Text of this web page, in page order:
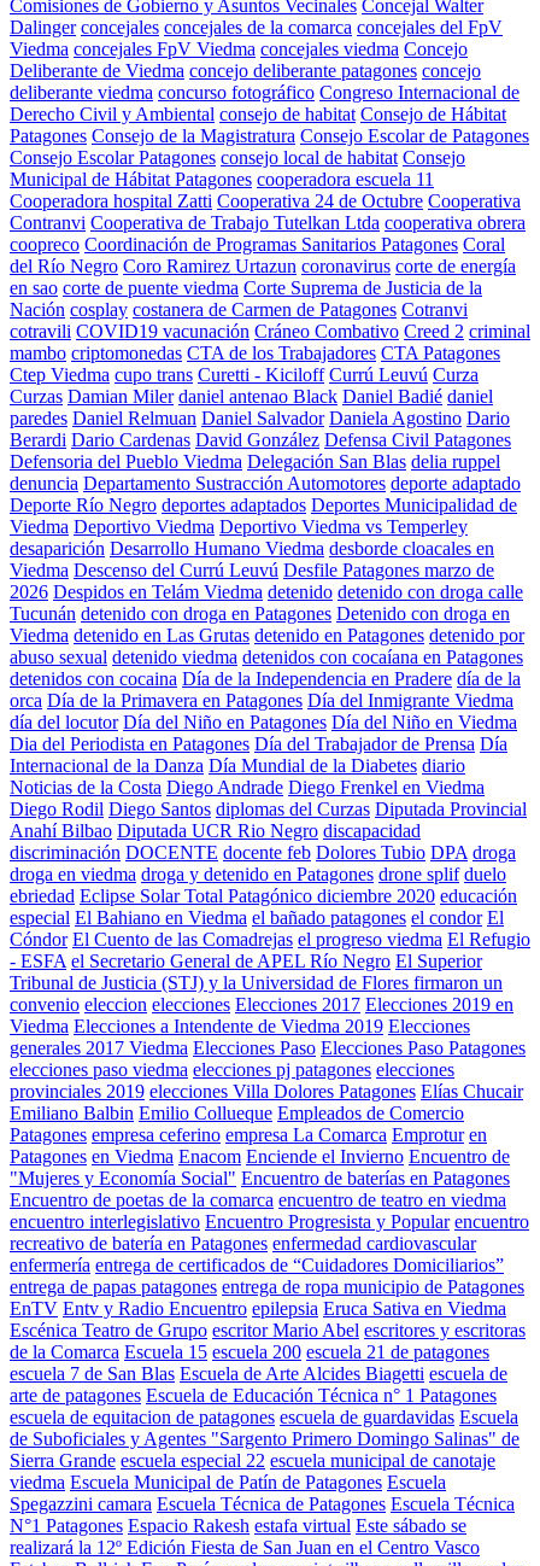
Comisiones de Gobierno y Asuntos Vecinales Concejal Walter
Dalinger concejales concejales de la comarca concejales del FpV
Viedma concejales FpV Viedma concejales viedma Concejo
Deliberante de Viedma concejo deliberante patagones concejo
deliberante viedma concurso fotográfico Congreso Internacional de
Derecho Civil y Ambiental consejo de habitat Consejo de Hábitat
Patagones Consejo de la Magistratura Consejo Escolar de Patagones
Consejo Escolar Patagones consejo local de habitat Consejo
Municipal de Hábitat Patagones cooperadora escuela 11
Cooperadora hospital Zatti Cooperativa 24 de Octubre Cooperativa
Contranvi Cooperativa de Trabajo Tutelkan Ltda cooperativa obrera
coopreco Coordinación de Programas Sanitarios Patagones Coral
del Río Negro Coro Ramirez Urtazun coronavirus corte de energía
en sao corte de puente viedma Corte Suprema de Justicia de la
Nación cosplay costanera de Carmen de Patagones Cotranvi
cotravili COVID19 vacunación Cráneo Combativo Creed 2 criminal
mambo criptomonedas CTA de los Trabajadores CTA Patagones
Ctep Viedma cupo trans Curetti - Kiciloff Currú Leuvú Curza
Curzas Damian Miler daniel antenao Black Daniel Badié daniel
paredes Daniel Relmuan Daniel Salvador Daniela Agostino Dario
Berardi Dario Cardenas David González Defensa Civil Patagones
Defensoria del Pueblo Viedma Delegación San Blas delia ruppel
denuncia Departamento Sustracción Automotores deporte adaptado
Deporte Río Negro deportes adaptados Deportes Municipalidad de
Viedma Deportivo Viedma Deportivo Viedma vs Temperley
desaparición Desarrollo Humano Viedma desborde cloacales en
Viedma Descenso del Currú Leuvú Desfile Patagones marzo de
2026 Despidos en Telám Viedma detenido detenido con droga calle
Tucunán detenido con droga en Patagones Detenido con droga en
Viedma detenido en Las Grutas detenido en Patagones detenido por
abuso sexual detenido viedma detenidos con cocaíana en Patagones
detenidos con cocaina Día de la Independencia en Pradere día de la
orca Día de la Primavera en Patagones Día del Inmigrante Viedma
día del locutor Día del Niño en Patagones Día del Niño en Viedma
Dia del Periodista en Patagones Día del Trabajador de Prensa Día
Internacional de la Danza Día Mundial de la Diabetes diario
Noticias de la Costa Diego Andrade Diego Frenkel en Viedma
Diego Rodil Diego Santos diplomas del Curzas Diputada Provincial
Anahí Bilbao Diputada UCR Rio Negro discapacidad
discriminación DOCENTE docente feb Dolores Tubio DPA droga
droga en viedma droga y detenido en Patagones drone splif duelo
ebriedad Eclipse Solar Total Patagónico diciembre 2020 educación
especial El Bahiano en Viedma el bañado patagones el condor El
Cóndor El Cuento de las Comadrejas el progreso viedma El Refugio
- ESFA el Secretario General de APEL Río Negro El Superior
Tribunal de Justicia (STJ) y la Universidad de Flores firmaron un
convenio eleccion elecciones Elecciones 2017 Elecciones 2019 en
Viedma Elecciones a Intendente de Viedma 2019 Elecciones
generales 2017 Viedma Elecciones Paso Elecciones Paso Patagones
elecciones paso viedma elecciones pj patagones elecciones
provinciales 2019 elecciones Villa Dolores Patagones Elías Chucair
Emiliano Balbin Emilio Collueque Empleados de Comercio
Patagones empresa ceferino empresa La Comarca Emprotur en
Patagones en Viedma Enacom Enciende el Invierno Encuentro de
"Mujeres y Economía Social" Encuentro de baterías en Patagones
Encuentro de poetas de la comarca encuentro de teatro en viedma
encuentro interlegislativo Encuentro Progresista y Popular encuentro
recreativo de batería en Patagones enfermedad cardiovascular
enfermería entrega de certificados de “Cuidadores Domiciliarios”
entrega de papas patagones entrega de ropa municipio de Patagones
EnTV Entv y Radio Encuentro epilepsia Eruca Sativa en Viedma
Escénica Teatro de Grupo escritor Mario Abel escritores y escritoras
de la Comarca Escuela 15 escuela 200 escuela 21 de patagones
escuela 7 de San Blas Escuela de Arte Alcides Biagetti escuela de
arte de patagones Escuela de Educación Técnica n° 1 Patagones
escuela de equitacion de patagones escuela de guardavidas Escuela
de Suboficiales y Agentes "Sargento Primero Domingo Salinas" de
Sierra Grande escuela especial 22 escuela municipal de canotaje
viedma Escuela Municipal de Patín de Patagones Escuela
Spegazzini camara Escuela Técnica de Patagones Escuela Técnica
N°1 Patagones Espacio Rakesh estafa virtual Este sábado se
realizará la 12º Edición Fiesta de San Juan en el Centro Vasco